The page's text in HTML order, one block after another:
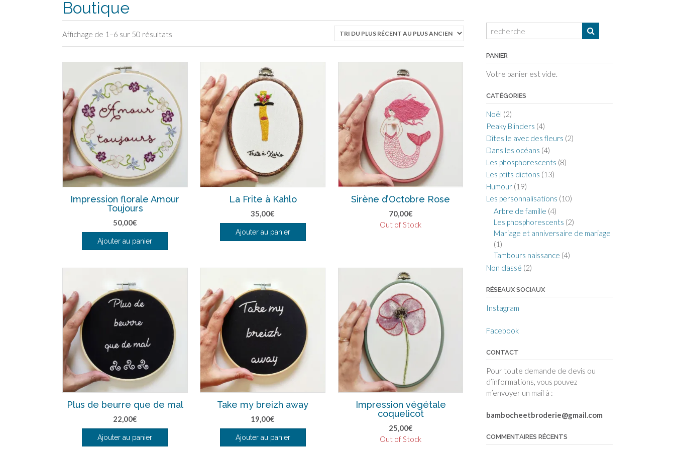
Boutique
Affichage de 1–6 sur 50 résultats
Impression florale Amour
Toujours
50,00€
Ajouter au panier
La Frite à Kahlo
35,00€
Ajouter au panier
Sirène d’Octobre Rose
70,00€
Out of Stock
Plus de beurre que de mal
22,00€
Ajouter au panier
Take my breizh away
19,00€
Ajouter au panier
Impression végétale
coquelicot
25,00€
Out of Stock
PANIER
Votre panier est vide.
CATÉGORIES
Noël (2)
Peaky Blinders (4)
Dîtes le avec des fleurs (2)
Dans les océans (4)
Les phosphorescents (8)
Les ptits dictons (13)
Humour (19)
Les personnalisations (10)
Arbre de famille (4)
Les phosphorescents (2)
Mariage et anniversaire de mariage
(1)
Tambours naissance (4)
Non classé (2)
RÉSEAUX SOCIAUX
Instagram
Facebook
CONTACT
Pour toute demande de devis ou
d’informations, vous pouvez
m’envoyer un mail à :
bambocheetbroderie@gmail.com
COMMENTAIRES RÉCENTS